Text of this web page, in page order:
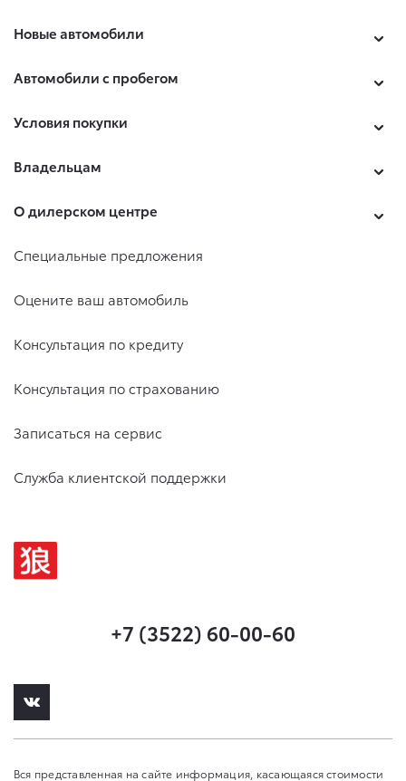
Новые автомобили
Автомобили с пробегом
Условия покупки
Владельцам
О дилерском центре
Специальные предложения
Оцените ваш автомобиль
Консультация по кредиту
Консультация по страхованию
Записаться на сервис
Служба клиентской поддержки
+7 (3522) 60-00-60
Вся представленная на сайте информация, касающаяся стоимости